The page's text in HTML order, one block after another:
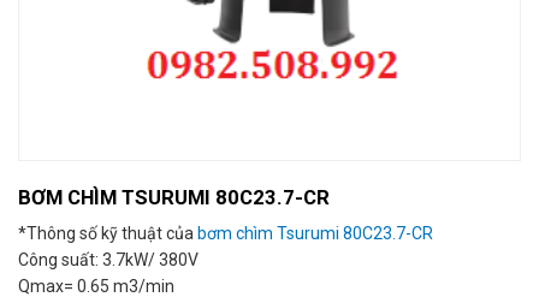
BƠM CHÌM TSURUMI 80C23.7-CR
*Thông số kỹ thuật của bơm chìm Tsurumi 80C23.7-CR
Công suất: 3.7kW/ 380V
Qmax= 0.65 m3/min